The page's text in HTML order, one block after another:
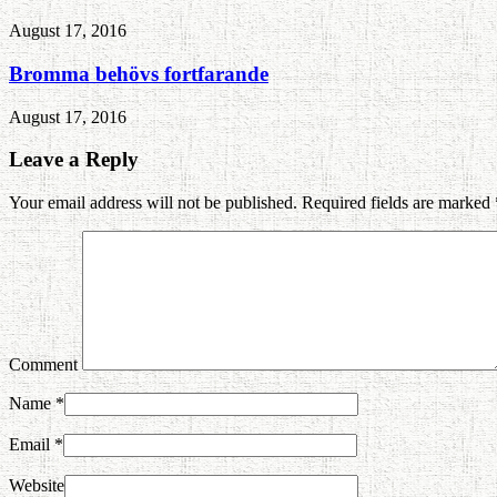
August 17, 2016
Bromma behövs fortfarande
August 17, 2016
Leave a Reply
Your email address will not be published. Required fields are marked
Comment
Name *
Email *
Website